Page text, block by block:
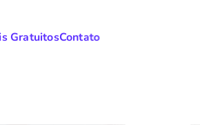
GratuitosContato